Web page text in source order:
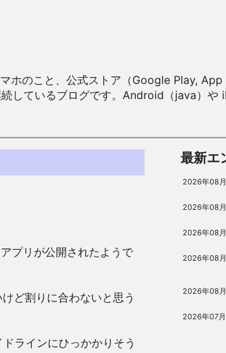
ホのこと、公式ストア（Google Play,
しているブログです。Android（java）
プリが公開されたようで
ど割りに合わないと思う
ラインにひっかかりそう
最新エ
2026年08
2026年08
2026年08
2026年08
2026年08
2026年07月